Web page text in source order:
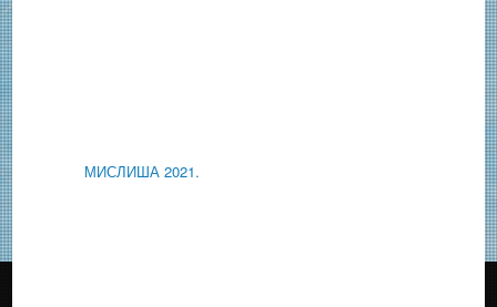
МИСЛИША 2021.